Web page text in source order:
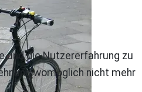
und die Nutzererfahrung zu
womöglich nicht mehr